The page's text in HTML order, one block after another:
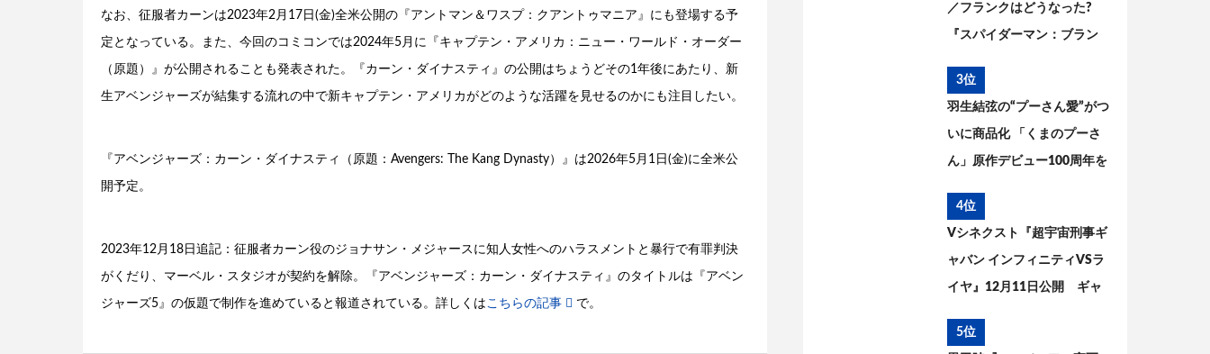
なお、征服者カーンは2023年2月17日(金)全米公開の『アントマン＆ワスプ：クアントゥマニア』にも登場する予
定となっている。また、今回のコミコンでは2024年5月に『キャプテン・アメリカ：ニュー・ワールド・オーダー
（原題）』が公開されることも発表された。『カーン・ダイナスティ』の公開はちょうどその1年後にあたり、新
生アベンジャーズが結集する流れの中で新キャプテン・アメリカがどのような活躍を見せるのかにも注目したい。
『アベンジャーズ：カーン・ダイナスティ（原題：Avengers: The Kang Dynasty）』は2026年5月1日(金)に全米公
開予定。
2023年12月18日追記：征服者カーン役のジョナサン・メジャースに知人女性へのハラスメントと暴行で有罪判決
がくだり、マーベル・スタジオが契約を解除。『アベンジャーズ：カーン・ダイナスティ』のタイトルは『アベン
ジャーズ5』の仮題で制作を進めていると報道されている。詳しくはこちらの記事 で。
／フランクはどうなった?
『スパイダーマン：ブラン
までを考察
3位
羽生結弦の“プーさん愛”がつ
いに商品化 「くまのプーさ
ん」原作デビュー100周年を
4位
Vシネクスト『超宇宙刑事ギ
ャバン インフィニティVSラ
イヤ』12月11日公開 ギャ
5位